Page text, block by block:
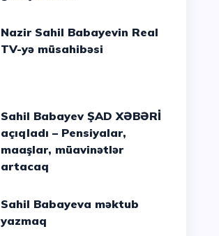
Nazir Sahil Babayevin Real
TV-yə müsahibəsi
Sahil Babayev ŞAD XƏBƏRİ
açıqladı – Pensiyalar,
maaşlar, müavinətlər
artacaq
Sahil Babayeva məktub
yazmaq